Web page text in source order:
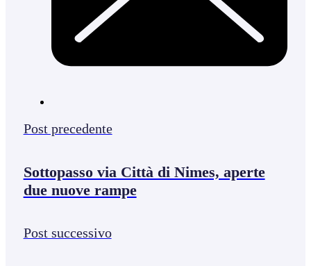
Post precedente
Sottopasso via Città di Nimes, aperte
due nuove rampe
Post successivo